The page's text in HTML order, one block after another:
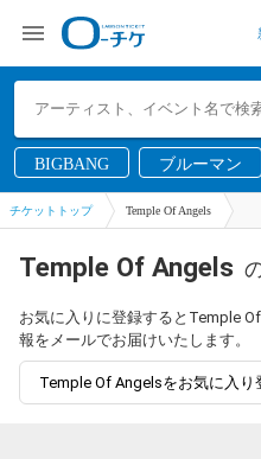
BIGBANG ブルーマン
チケットトップ Temple Of Angels
Temple Of Angels
お気に入りに登録するとTemple
報をメールでお届けいたします。
Temple Of Angelsをお気に入り